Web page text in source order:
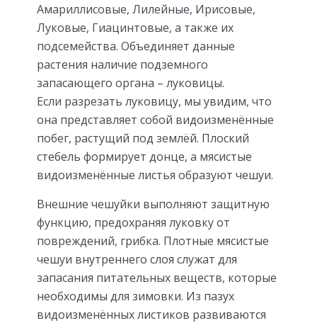
Амариллисовые, Лилейные, Ирисовые,
Луковые, Гиацинтовые, а также их
подсемейства. Объединяет данные
растения наличие подземного
запасающего органа – луковицы.
Если разрезать луковицу, мы увидим, что
она представляет собой видоизменённые
побег, растущий под землёй. Плоский
стебель формирует донце, а мясистые
видоизменённые листья образуют чешуи.
Внешние чешуйки выполняют защитную
функцию, предохраняя луковку от
повреждений, грибка. Плотные мясистые
чешуи внутреннего слоя служат для
запасания питательных веществ, которые
необходимы для зимовки. Из пазух
видоизменённых листиков развиваются